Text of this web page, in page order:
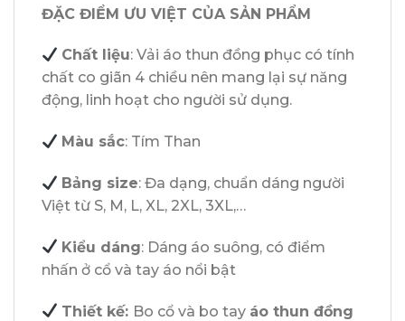
ĐẶC ĐIỂM ƯU VIỆT CỦA SẢN PHẨM
Chất liệu: Vải áo thun đồng phục có tính
chất co giãn 4 chiều nên mang lại sự năng
động, linh hoạt cho người sử dụng.
Màu sắc: Tím Than
Bảng size: Đa dạng, chuẩn dáng người
Việt từ S, M, L, XL, 2XL, 3XL,…
Kiểu dáng: Dáng áo suông, có điểm
nhấn ở cổ và tay áo nổi bật
Thiết kế: Bo cổ và bo tay áo thun đồng